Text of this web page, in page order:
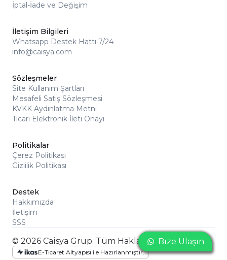
İptal-İade ve Değişim
İletişim Bilgileri
Whatsapp Destek Hattı 7/24
info@caisya.com
Sözleşmeler
Site Kullanım Şartları
Mesafeli Satış Sözleşmesi
KVKK Aydınlatma Metni
Ticari Elektronik İleti Onayı
Politikalar
Çerez Politikası
Gizlilik Politikası
Destek
Hakkımızda
İletişim
SSS
© 2026 Caisya Grup. Tüm Hakları Saklıdır
E-Ticaret Altyapısı ile Hazırlanmıştır.
Bize Ulaşın
Bize Ulaşın
Bize Ulaşın